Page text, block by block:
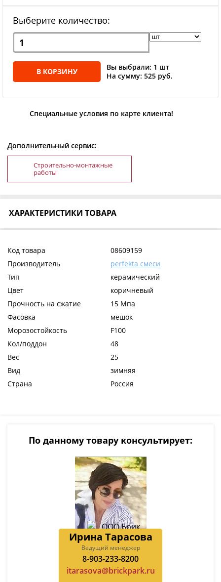
Выберите количество:
В КОРЗИНУ
Вы выбрали: 1 шт
На сумму: 525 руб.
Специальные условия по карте клиента!
Дополнительный сервис:
Строительно-монтажные
работы
ХАРАКТЕРИСТИКИ ТОВАРА
Код товара
08609159
Производитель
perfekta смеси
Тип
керамический
Цвет
коричневый
Прочность на сжатие
15 Мпа
Фасовка
мешок
Морозостойкость
F100
Кол/поддон
48
Вес
25
Вид
зимняя
Страна
Россия
По данному товару консультирует:
Ирина Тарасова
Ведущий менеджер
8-903-233-8200
itarasova@brickpark.ru